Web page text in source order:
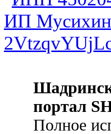
портал
Полное